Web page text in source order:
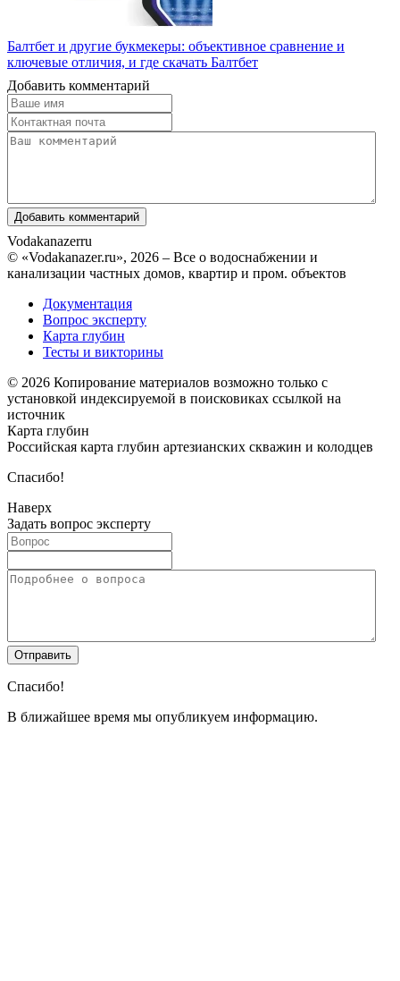
Балтбет и другие букмекеры: объективное сравнение и
ключевые отличия, и где скачать Балтбет
Добавить комментарий
Vodakanazerru
© «Vodakanazer.ru», 2026 – Все о водоснабжении и
канализации частных домов, квартир и пром. объектов
Документация
Вопрос эксперту
Карта глубин
Тесты и викторины
© 2026 Копирование материалов возможно только с
установкой индексируемой в поисковиках ссылкой на
источник
Карта глубин
Российская карта глубин артезианских скважин и колодцев
Спасибо!
Наверх
Задать вопрос эксперту
Спасибо!
В ближайшее время мы опубликуем информацию.